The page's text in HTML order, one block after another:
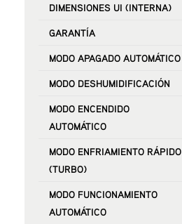
DIMENSIONES UI (INTERNA)
GARANTÍA
MODO APAGADO AUTOMÁTICO
MODO DESHUMIDIFICACIÓN
MODO ENCENDIDO
AUTOMÁTICO
MODO ENFRIAMIENTO RÁPIDO
(TURBO)
MODO FUNCIONAMIENTO
AUTOMÁTICO